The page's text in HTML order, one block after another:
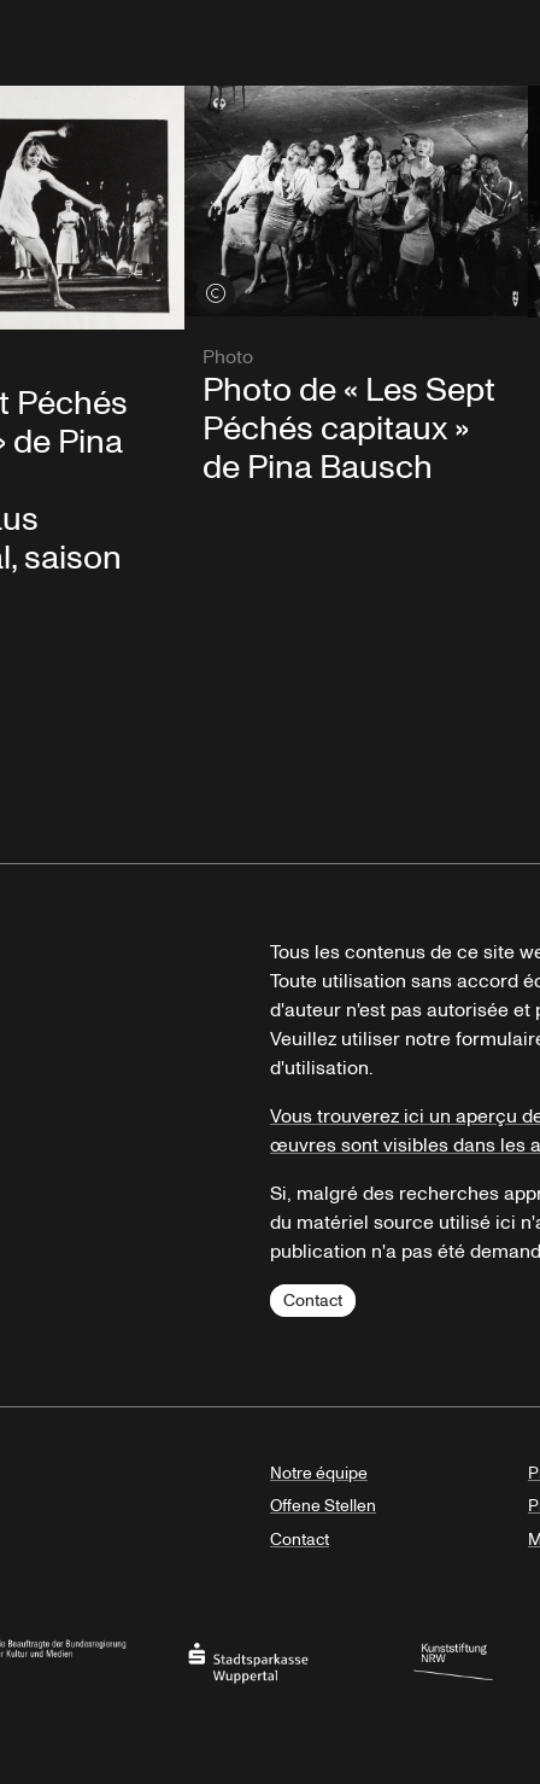
Péchés
de Pina
saison
Voir les crédits
Photo
Photo de « Les Sept
Péchés capitaux »
de Pina Bausch
Tous les contenus de ce site
Toute utilisation sans accord
d'auteur n'est pas autorisée
Veuillez utiliser notre
d'utilisation.
Vous trouverez ici un aperçu
œuvres sont visibles dans les
Si, malgré des recherches
du matériel source utilisé ici
publication n'a pas été
Contact
Notre équipe
Offene Stellen
Contact